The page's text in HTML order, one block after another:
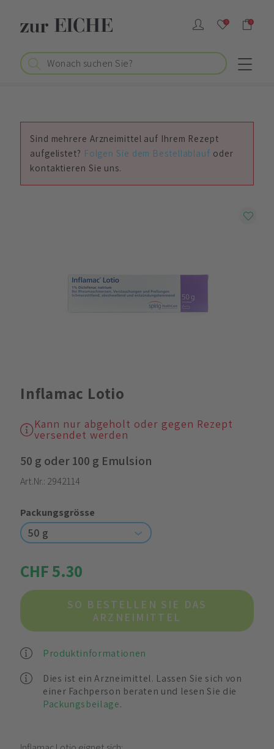
0 0
Sind mehrere Arzneimittel auf Ihrem Rezept
aufgelistet? Folgen Sie dem Bestellablauf oder
kontaktieren Sie uns.
Inflamac Lotio
Kann nur abgeholt oder gegen Rezept
versendet werden
50 g oder 100 g Emulsion
Art.Nr.: 2942114
Packungsgrösse
50 g
CHF 5.30
SO BESTELLEN SIE DAS
ARZNEIMITTEL
Produktinformationen
Dies ist ein Arzneimittel. Lassen Sie sich von
einer Fachperson beraten und lesen Sie die
Packungsbeilage.